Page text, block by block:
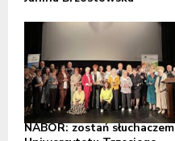
NABÓR: zostań słuchaczem